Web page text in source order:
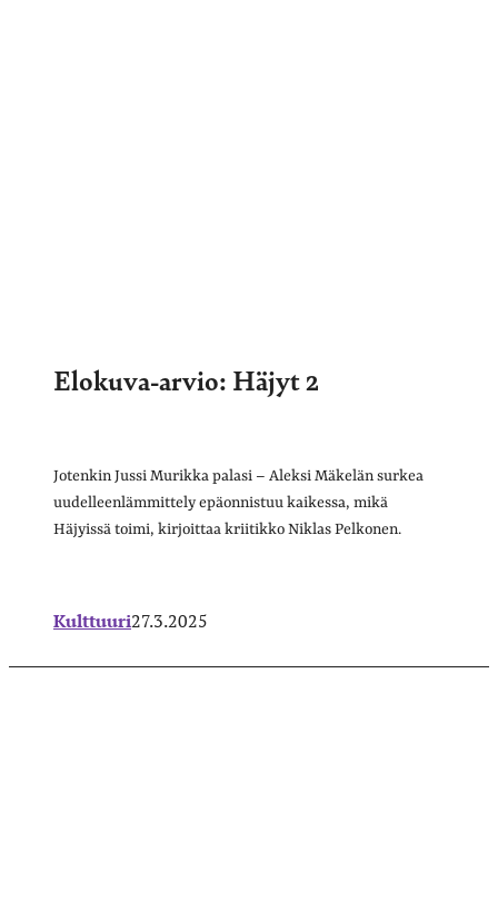
Elokuva-arvio: Häjyt 2
Jotenkin Jussi Murikka palasi – Aleksi Mäkelän surkea
uudelleenlämmittely epäonnistuu kaikessa, mikä
Häjyissä toimi, kirjoittaa kriitikko Niklas Pelkonen.
Kulttuuri27.3.2025